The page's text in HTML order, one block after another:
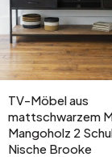
TV-Möbel aus
mattschwarzem
Mangoholz 2
Nische Brooke